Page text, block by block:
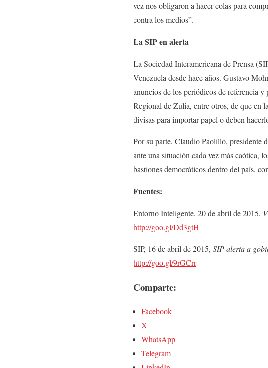
vez nos obligaron a hacer colas para
contra los medios”.
La SIP en alerta
La Sociedad Interamericana de Prensa
Venezuela desde hace años. Gustavo
anuncios de los periódicos de referencia
Regional de Zulia, entre otros, de que en
divisas para importar papel o deben
Por su parte, Claudio Paolillo, presidente
ante una situación cada vez más caótica,
bastiones democráticos dentro del país,
Fuentes:
Entorno Inteligente, 20 de abril de 2015,
http://goo.gl/Dd3gtH
SIP, 16 de abril de 2015, SIP alerta a
http://goo.gl/9rGCrr
Comparte:
Facebook
X
WhatsApp
Telegram